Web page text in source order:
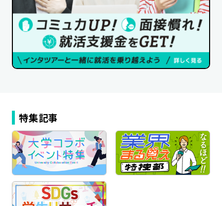
特集記事